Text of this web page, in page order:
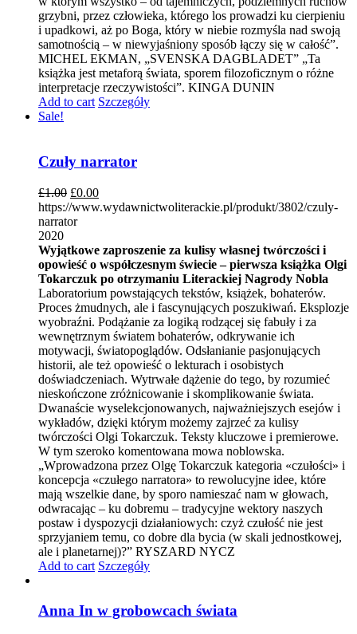
grzybni, przez człowieka, którego los prowadzi ku cierpieniu
i upadkowi, aż po Boga, który w niebie rozmyśla nad swoją
samotnością – w niewyjaśniony sposób łączy się w całość”.
MICHEL EKMAN, „SVENSKA DAGBLADET” „Ta
książka jest metaforą świata, sporem filozoficznym o różne
interpretacje rzeczywistości”. KINGA DUNIN
Add to cart Szczegóły
Sale!
Czuły narrator
£1.00 £0.00
https://www.wydawnictwoliterackie.pl/produkt/3802/czuly-
narrator
2020
Wyjątkowe zaproszenie za kulisy własnej twórczości i
opowieść o współczesnym świecie – pierwsza książka Olgi
Tokarczuk po otrzymaniu Literackiej Nagrody Nobla
Laboratorium powstających tekstów, książek, bohaterów.
Proces żmudnych, ale i fascynujących poszukiwań. Eksplozje
wyobraźni. Podążanie za logiką rodzącej się fabuły i za
wewnętrznym światem bohaterów, odkrywanie ich
motywacji, światopoglądów. Odsłanianie pasjonujących
historii, ale też opowieść o lekturach i osobistych
doświadczeniach. Wytrwałe dążenie do tego, by rozumieć
nieskończone zróżnicowanie i skomplikowanie świata.
Dwanaście wyselekcjonowanych, najważniejszych esejów i
wykładów, dzięki którym możemy zajrzeć za kulisy
twórczości Olgi Tokarczuk. Teksty kluczowe i premierowe.
W tym szeroko komentowana mowa noblowska.
„Wprowadzona przez Olgę Tokarczuk kategoria «czułości» i
koncepcja «czułego narratora» to rewolucyjne idee, które
mają wszelkie dane, by sporo namieszać nam w głowach,
odwracając – ku dobremu – tradycyjne wektory naszych
postaw i dyspozycji działaniowych: czyż czułość nie jest
sprzyjaniem temu, co dobre dla bycia (w skali jednostkowej,
ale i planetarnej)?” RYSZARD NYCZ
Add to cart Szczegóły
Anna In w grobowcach świata